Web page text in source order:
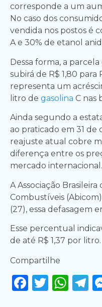
corresponde a um
No caso dos
vendida nos postos é
A e 30% de etanol
Dessa forma, a
subirá de R$ 1,80 para
representa um
litro de gasolina C nas
Ainda segundo a
ao praticado em 31 de
reajuste atual cobre
diferença entre os
mercado internacional.
A Associação
Combustíveis
(27), essa defasagem
Esse percentual
de até R$ 1,37 por litro.
Compartilhe